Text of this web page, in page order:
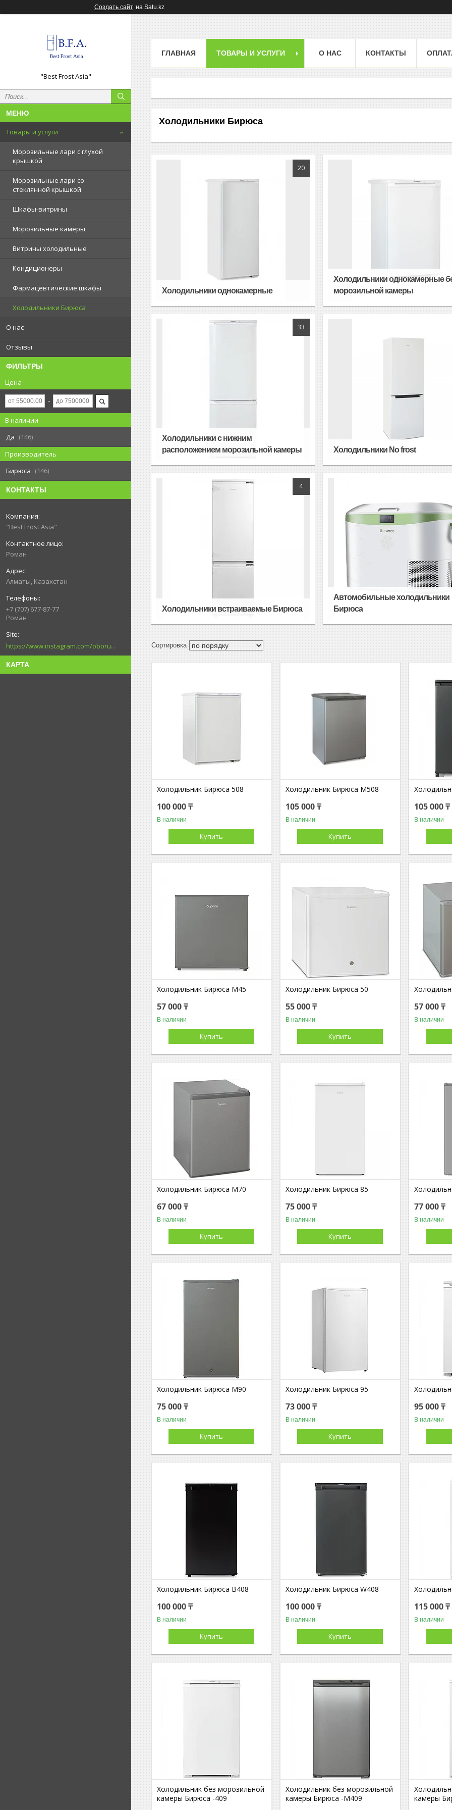
Создать сайт на Satu.kz
"Best Frost Asia"
Товары и услуги
Морозильные лари с глухой
крышкой
Морозильные лари со
стеклянной крышкой
Шкафы-витрины
Морозильные камеры
Витрины холодильные
Кондиционеры
Фармацевтические шкафы
Холодильники Бирюса
О нас
Отзывы
ФИЛЬТРЫ
Цена
В наличии
Да
146
Производитель
Бирюса
146
КОНТАКТЫ
"Best Frost Asia"
Роман
Алматы, Казахстан
+7 (707) 677-87-77
Роман
https://www.instagram.com/oborudovanie.magametov/?hl=ru
КАРТА
ГЛАВНАЯ ТОВАРЫ И УСЛУГИ О НАС КОНТАКТЫ
Холодильники Бирюса
20
Холодильники однокамерные
Холодильники однокамерные
морозильной камеры
33
Холодильники с нижним
расположением морозильной камеры
Холодильники No frost
4
Холодильники встраиваемые Бирюса
Автомобильные холодильники
Бирюса
Холодильник Бирюса 508
100 000 ₸
В наличии
Купить
Холодильник Бирюса М508
105 000 ₸
В наличии
Купить
105 000 ₸
В наличии
Холодильник Бирюса M45
57 000 ₸
В наличии
Купить
Холодильник Бирюса 50
55 000 ₸
В наличии
Купить
57 000 ₸
В наличии
Холодильник Бирюса М70
67 000 ₸
В наличии
Купить
Холодильник Бирюса 85
75 000 ₸
В наличии
Купить
77 000 ₸
В наличии
Холодильник Бирюса М90
75 000 ₸
В наличии
Купить
Холодильник Бирюса 95
73 000 ₸
В наличии
Купить
95 000 ₸
В наличии
Холодильник Бирюса B408
100 000 ₸
В наличии
Купить
Холодильник Бирюса W408
100 000 ₸
В наличии
Купить
115 000 ₸
В наличии
Холодильник без морозильной
камеры Бирюса -409
Холодильник без морозильной
камеры Бирюса -М409
камеры